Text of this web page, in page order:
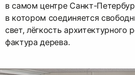
в самом центре Санкт-
в котором соединяется
свет, лёгкость архитектурного
фактура дерева.